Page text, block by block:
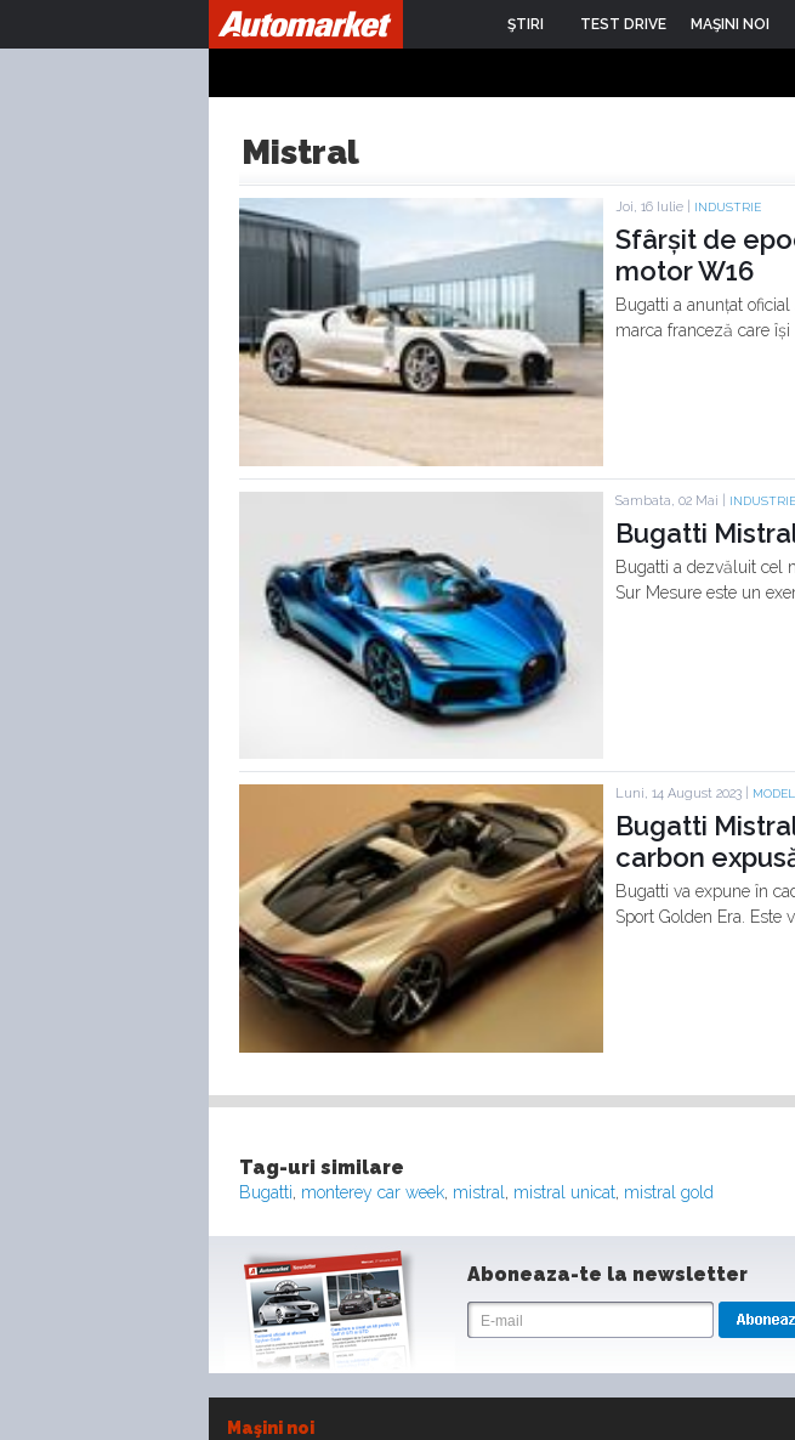
ŞTIRI TEST DRIVE MAŞINI NOI
Mistral
Joi, 16 Iulie | INDUSTRIE
Sfârșit de
motor W16
Bugatti a anunțat
marca franceză care
Sambata, 02 Mai | INDUSTRIE
Bugatti
Bugatti a dezvăluit cel
Sur Mesure este un
Luni, 14 August 2023 |
Bugatti
carbon
Bugatti va expune în
Sport Golden Era. Este
Tag-uri similare
Bugatti, monterey car week, mistral , mistral unicat, mistral gold
Aboneaza-te la newsletter
Maşini noi